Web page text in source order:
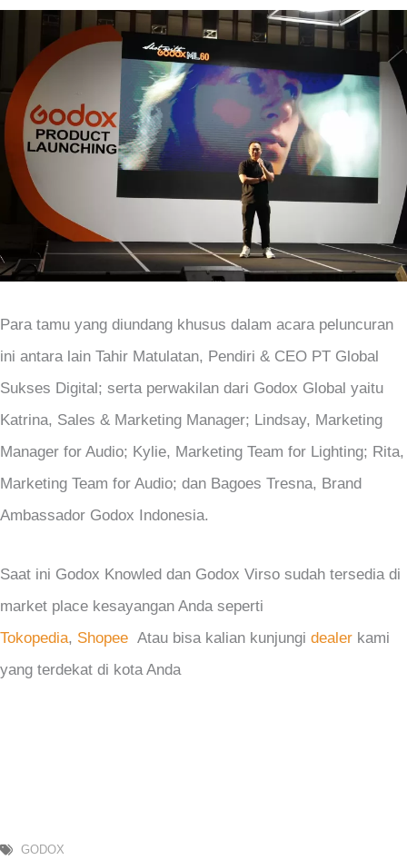
Para tamu yang diundang khusus dalam acara peluncuran
ini antara lain Tahir Matulatan, Pendiri & CEO PT Global
Sukses Digital; serta perwakilan dari Godox Global yaitu
Katrina, Sales & Marketing Manager; Lindsay, Marketing
Manager for Audio; Kylie, Marketing Team for Lighting; Rita,
Marketing Team for Audio; dan Bagoes Tresna, Brand
Ambassador Godox Indonesia.
Saat ini Godox Knowled dan Godox Virso sudah tersedia di
market place kesayangan Anda seperti
Tokopedia, Shopee Atau bisa kalian kunjungi dealer kami
yang terdekat di kota Anda
GODOX